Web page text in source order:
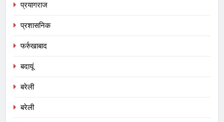
प्रयागराज
प्रशासनिक
फर्रुखाबाद
बदायूं
बरेली
बरेली